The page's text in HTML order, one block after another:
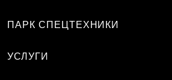
ПАРК СПЕЦТЕХНИКИ
УСЛУГИ